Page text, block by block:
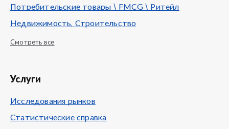
Потребительские товары \ FMCG \ Ритейл
Недвижимость, Строительство
Смотреть все
Услуги
Исследования рынков
Статистические справка